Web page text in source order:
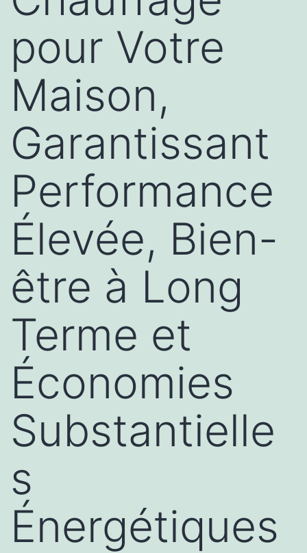
pour Votre
Maison,
Garantissant
Performance
Élevée, Bien-
être à Long
Terme et
Économies
Substantielle
s
Énergétiques